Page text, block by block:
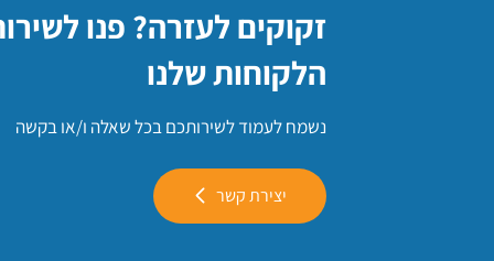
זקוקים לעזרה? פנו
הלקוחות שלנו
נשמח לעמוד לשירותכם בכל שאלה ו/או בקשה
יצירת קשר